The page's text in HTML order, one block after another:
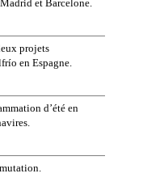
et Barcelone.
projets
en Espagne.
d’été en